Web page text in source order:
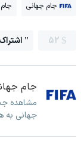
جام جهانی جام
52
جام
مشاهده
جهانی به